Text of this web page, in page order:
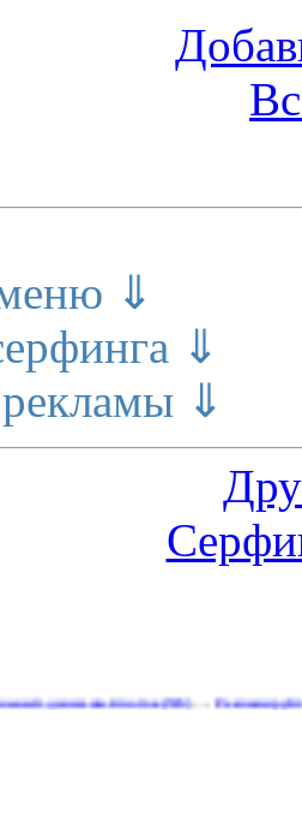
⇓
⇓
⇓
поток(593)…Рекламируйтесь на